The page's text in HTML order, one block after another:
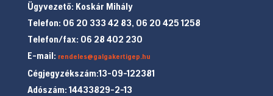
Ügyvezető: Koskár Mihály
Telefon: 06 20 333 42 83, 06 20 425 1258
Telefon/fax: 06 28 402 230
E-mail: rendeles@galgakertigep.hu
Cégjegyzékszám:13-09-122381
Adószám: 14433829-2-13